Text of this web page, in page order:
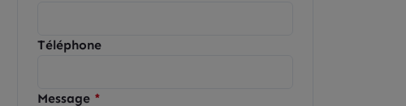
Téléphone
Message